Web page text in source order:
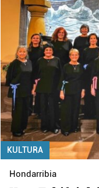
KULTURA
Hondarribia